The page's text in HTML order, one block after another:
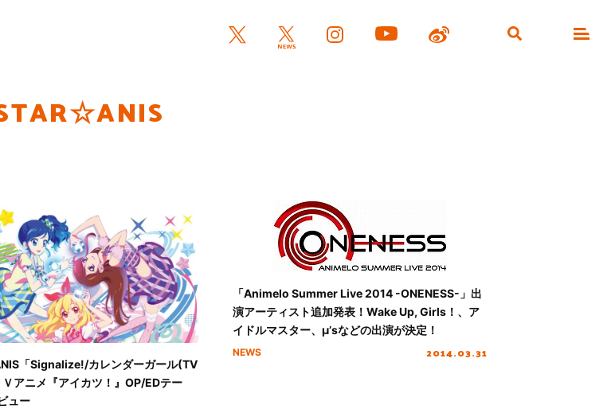
「Signalize!/カレンダーガール(TV
アニメ『アイカツ！』OP/EDテー
ュー
「Animelo Summer Live 2014 -ONENESS-」出
演アーティスト追加発表！Wake Up, Girls！、ア
イドルマスター、μ’sなどの出演が決定！
NEWS 2014.03.31